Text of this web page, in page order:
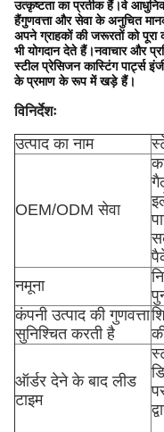
उत्कृष्टता का प्रतीक हैं।वे
हैंगुणवत्ता और सेवा के अनुचित
अपने ग्राहकों की जरूरतों को पूरा
भी योगदान देते हैं।नवाचार और
स्टील प्रेसिजन कास्टिंग पार्ट्स
के प्रमाण के रूप में खड़े हैं।
विनिर्देशः
उत्पाद का नाम
OEM/ODM सेवा
नमूना
कंपनी उत्पाद की गुणवत्ता
सुनिश्चित करती है
ऑर्डर देने के बाद लीड
टाइम